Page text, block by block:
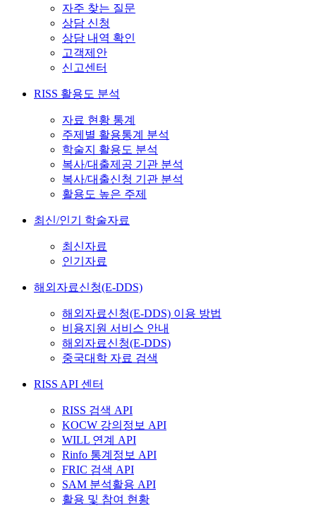
자주 찾는 질문
상담 신청
상담 내역 확인
고객제안
신고센터
RISS 활용도 분석
자료 현황 통계
주제별 활용통계 분석
학술지 활용도 분석
복사/대출제공 기관 분석
복사/대출신청 기관 분석
활용도 높은 주제
최신/인기 학술자료
최신자료
인기자료
해외자료신청(E-DDS)
해외자료신청(E-DDS) 이용 방법
비용지원 서비스 안내
해외자료신청(E-DDS)
중국대학 자료 검색
RISS API 센터
RISS 검색 API
KOCW 강의정보 API
WILL 연계 API
Rinfo 통계정보 API
FRIC 검색 API
SAM 분석활용 API
활용 및 참여 현황